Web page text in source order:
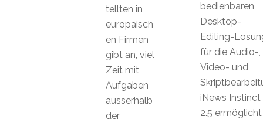
bedienbaren
Desktop-
Editing-
für die Audio-,
Video- und
iNews Instinct
2.5 ermöglicht
tellten in
europäisch
en Firmen
gibt an, viel
Zeit mit
Aufgaben
ausserhalb
der